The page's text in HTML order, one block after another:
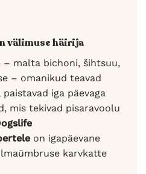
välimuse häirija
– malta bichoni, šihtsuu,
– omanikud teavad
iga päevaga
mis tekivad pisaravoolu
on igapäevane
karvkatte